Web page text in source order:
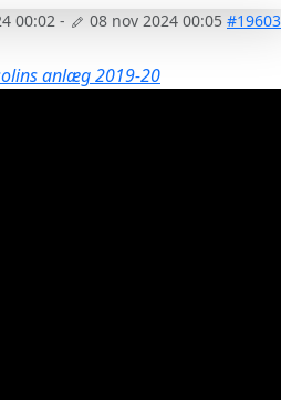
00:02 - 08 nov 2024 00:05 #19603
anlæg 2019-20